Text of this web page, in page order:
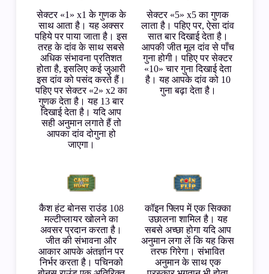
सेक्टर «1» x1 के गुणक के
साथ आता है। यह अक्सर
पहिये पर पाया जाता है। इस
तरह के दांव के साथ सबसे
अधिक संभावना प्रतिशत
होता है, इसलिए कई जुआरी
इस दांव को पसंद करते हैं।
पहिए पर सेक्टर «2» x2 का
गुणक देता है। यह 13 बार
दिखाई देता है। यदि आप
सही अनुमान लगाते हैं तो
आपका दांव दोगुना हो
जाएगा।
सेक्टर «5» x5 का गुणक
लाता है। पहिए पर, ऐसा दांव
सात बार दिखाई देता है।
आपकी जीत मूल दांव से पाँच
गुना होगी। पहिए पर सेक्टर
«10» चार गुना दिखाई देता
है। यह आपके दांव को 10
गुना बढ़ा देता है।
कैश हंट बोनस राउंड 108
मल्टीप्लायर खोलने का
अवसर प्रदान करता है।
जीत की संभावना और
आकार आपके अंतर्ज्ञान पर
निर्भर करता है। पचिनको
कॉइन फ्लिप में एक सिक्का
उछालना शामिल है। यह
सबसे अच्छा होगा यदि आप
अनुमान लगा लें कि यह किस
तरफ गिरेगा। संभावित
अनुमान के साथ एक